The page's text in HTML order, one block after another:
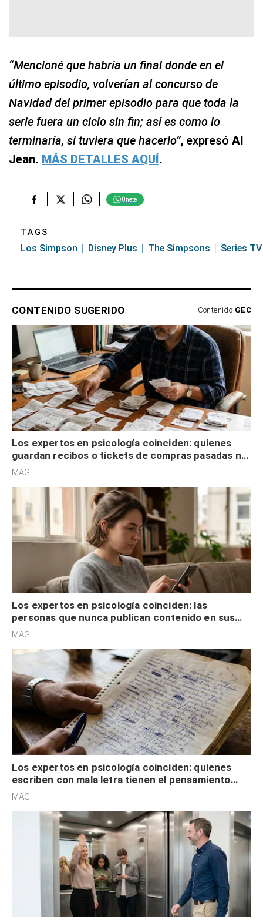
“Mencioné que habría un final donde en el
último episodio, volverían al concurso de
Navidad del primer episodio para que toda la
serie fuera un ciclo sin fin; así es como lo
terminaría, si tuviera que hacerlo”, expresó Al
Jean. MÁS DETALLES AQUÍ.
Únete
TAGS
Los Simpson Disney Plus The Simpsons Series TV
CONTENIDO SUGERIDO Contenido GEC
Los expertos en psicología coinciden: quienes
guardan recibos o tickets de compras pasadas no
son acumuladores, sino que tienen necesidad de
MAG.
Los expertos en psicología coinciden: las
personas que nunca publican contenido en sus
redes sociales no pretenden buscar validación
MAG.
Los expertos en psicología coinciden: quienes
escriben con mala letra tienen el pensamiento
acelerado y no lo hacen por desinterés
MAG.